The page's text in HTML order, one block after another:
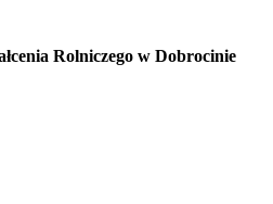
Rolniczego w Dobrocinie